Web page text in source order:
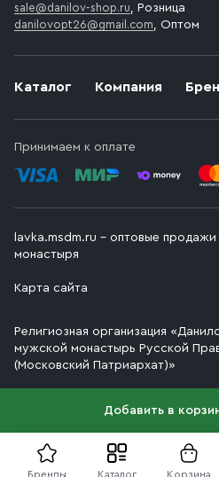
Бренды Каталог Корзина
Добавить в
Каталог Компания
Принимаем к оплате
sale@danilov-shop.ru, Розница
danilovopt26@gmail.com, Оптом
lavka.msdm.ru – оптовые
монастыря
Карта сайта
Религиозная организация
мужской монастырь Русской
(Московский Патриархат)»